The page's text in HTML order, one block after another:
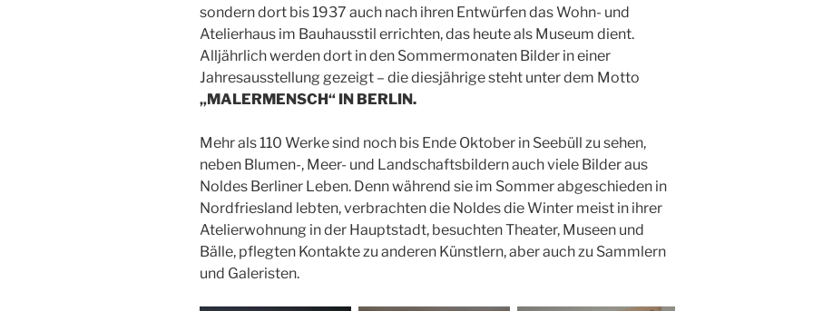
sondern dort bis 1937 auch nach ihren Entwürfen das Wohn- und
Atelierhaus im Bauhausstil errichten, das heute als Museum dient.
Alljährlich werden dort in den Sommermonaten Bilder in einer
Jahresausstellung gezeigt – die diesjährige steht unter dem Motto
„MALERMENSCH“ IN BERLIN.
Mehr als 110 Werke sind noch bis Ende Oktober in Seebüll zu sehen,
neben Blumen-, Meer- und Landschaftsbildern auch viele Bilder aus
Noldes Berliner Leben. Denn während sie im Sommer abgeschieden in
Nordfriesland lebten, verbrachten die Noldes die Winter meist in ihrer
Atelierwohnung in der Hauptstadt, besuchten Theater, Museen und
Bälle, pflegten Kontakte zu anderen Künstlern, aber auch zu Sammlern
und Galeristen.